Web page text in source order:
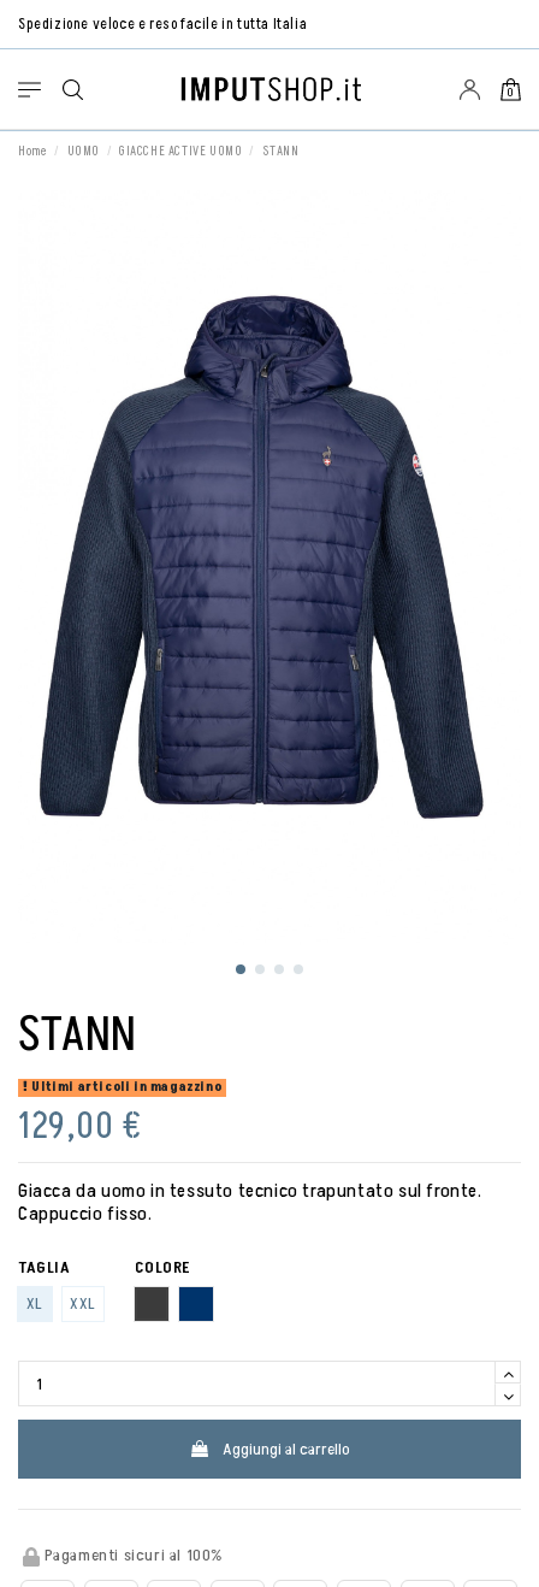
Spedizione veloce e reso facile in tutta Italia
0
Home UOMO GIACCHE ACTIVE UOMO STANN
STANN
Ultimi articoli in magazzino
129,00 €
Giacca da uomo in tessuto tecnico trapuntato sul fronte.
Cappuccio fisso.
TAGLIA
XL
XXL
COLORE
Aggiungi al carrello
Pagamenti sicuri al 100%